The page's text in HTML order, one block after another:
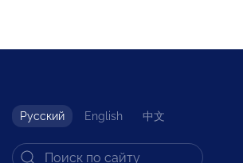
Русский English 中文